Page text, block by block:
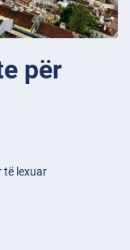
për
të lexuar